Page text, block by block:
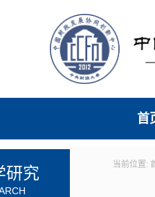
首
研究 当前位置: